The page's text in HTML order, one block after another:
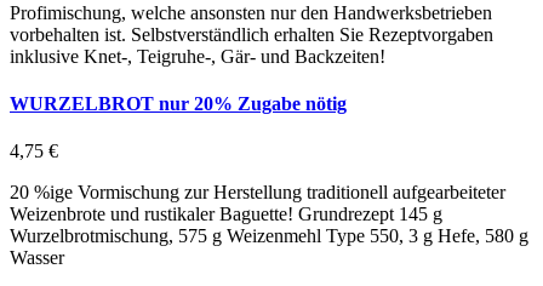
Profimischung, welche ansonsten nur den Handwerksbetrieben
vorbehalten ist. Selbstverständlich erhalten Sie Rezeptvorgaben
inklusive Knet-, Teigruhe-, Gär- und Backzeiten!
WURZELBROT nur 20% Zugabe nötig
4,75 €
20 %ige Vormischung zur Herstellung traditionell aufgearbeiteter
Weizenbrote und rustikaler Baguette! Grundrezept 145 g
Wurzelbrotmischung, 575 g Weizenmehl Type 550, 3 g Hefe, 580 g
Wasser